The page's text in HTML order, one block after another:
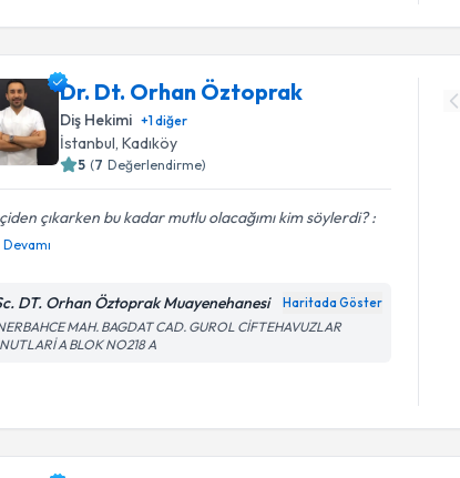
Dr. Dt. Orhan Öztoprak
Diş Hekimi +1diğer
İstanbul, Kadıköy
5 (7 Değerlendirme)
çıkarken bu kadar mutlu olacağımı kim söylerdi? :
Devamı
DT. Orhan Öztoprak Muayenehanesi Haritada Göster
MAH. BAGDAT CAD. GUROL CİFTEHAVUZLAR
A BLOK NO218 A